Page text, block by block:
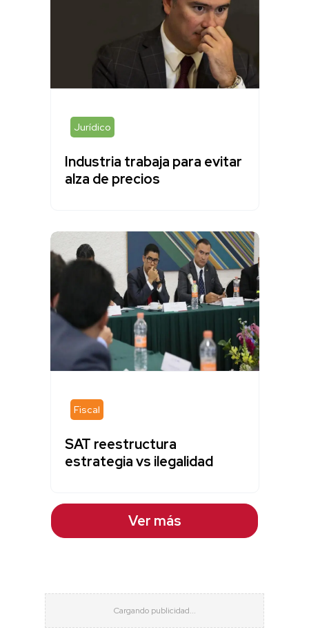
Jurídico
Industria trabaja para evitar
alza de precios
Fiscal
SAT reestructura
estrategia vs ilegalidad
Ver más